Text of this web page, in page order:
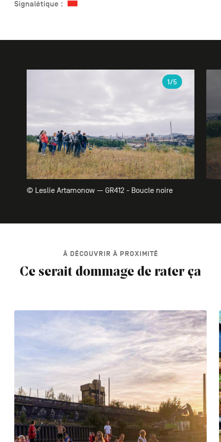
Signalétique :
© Leslie Artamonow — GR412 - Boucle noire
1/5
À DÉCOUVRIR À PROXIMITÉ
Ce serait dommage de rater ça